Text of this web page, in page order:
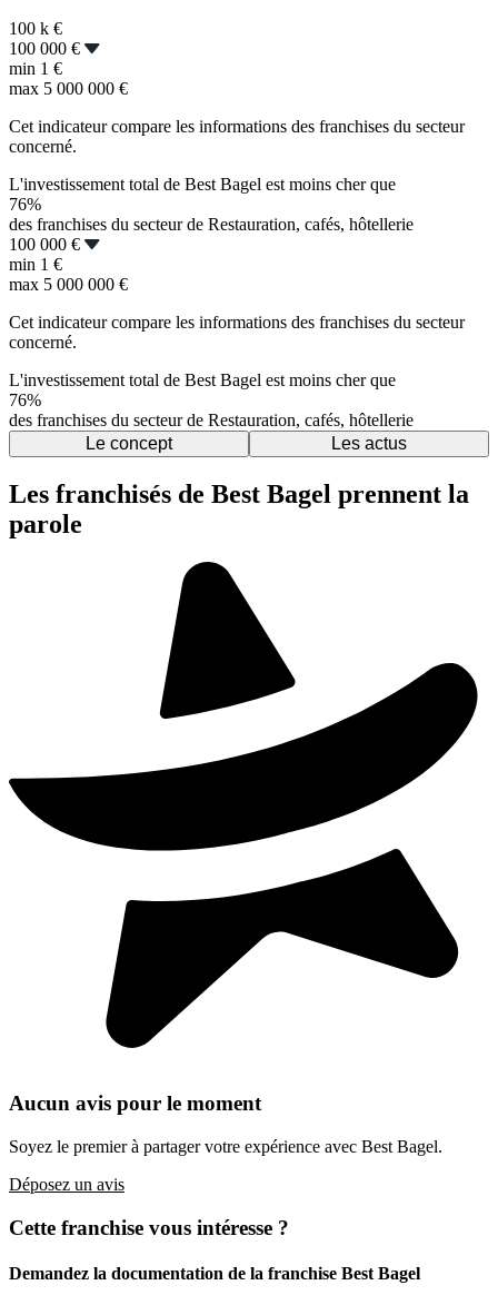
100 k €
100 000 €
min 1 €
max 5 000 000 €
Cet indicateur compare les informations des franchises du secteur
concerné.
L'investissement total de Best Bagel est moins cher que
76%
des franchises du secteur de Restauration, cafés, hôtellerie
100 000 €
min 1 €
max 5 000 000 €
Cet indicateur compare les informations des franchises du secteur
concerné.
L'investissement total de Best Bagel est moins cher que
76%
des franchises du secteur de Restauration, cafés, hôtellerie
Le concept
Les actus
Les franchisés de Best Bagel prennent la
parole
Aucun avis pour le moment
Soyez le premier à partager votre expérience avec Best Bagel.
Déposez un avis
Cette franchise vous intéresse ?
Demandez la documentation de la franchise Best Bagel